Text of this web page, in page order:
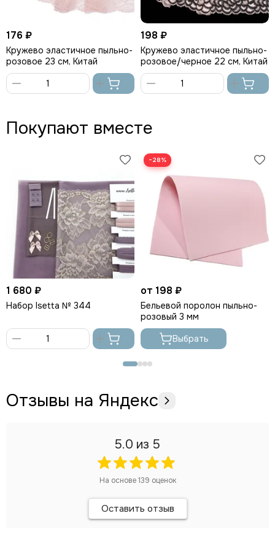
176 ₽
Кружево эластичное пыльно-
розовое 23 см, Китай
198 ₽
Кружево эластичное пыльно-
розовое/черное 22 см, Китай
Покупают вместе
1 680 ₽
Набор Isetta № 344
корзину
−28%
от 198 ₽
Бельевой поролон пыльно-
розовый 3 мм
Выбрать
Отзывы на Яндекс
5.0 из 5
На основе139 оценок
Оставить отзыв